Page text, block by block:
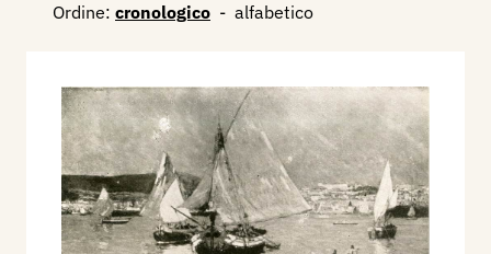
Ordine: cronologico - alfabetico